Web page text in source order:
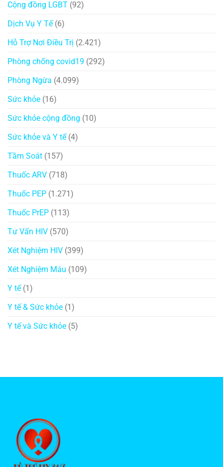
Cộng đồng LGBT (92)
Dịch Vụ Y Tế(6)
Hỗ Trợ Nơi Điều Trị (2.421)
Phòng chống covid19 (292)
Phòng Ngừa (4.099)
Sức khỏe (16)
Sức khỏe cộng đồng (10)
Sức khỏe và Y tế(4)
Tầm Soát (157)
Thuốc ARV (718)
Thuốc PEP (1.271)
Thuốc PrEP (113)
Tư Vấn HIV (570)
Xét Nghiệm HIV (399)
Xét Nghiệm Máu (109)
Y tế(1)
Y tế & Sức khỏe (1)
Y tế và Sức khỏe (5)